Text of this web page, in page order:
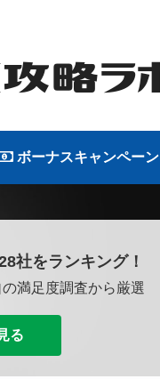
ボーナスキャンペーン
社をランキング！
満足度調査から厳選
る